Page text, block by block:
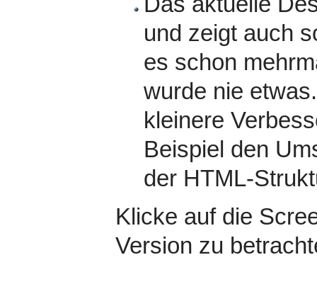
und zeigt auch
es schon
wurde nie
kleinere
Beispiel den
der HTML-
Klicke auf die
Version zu